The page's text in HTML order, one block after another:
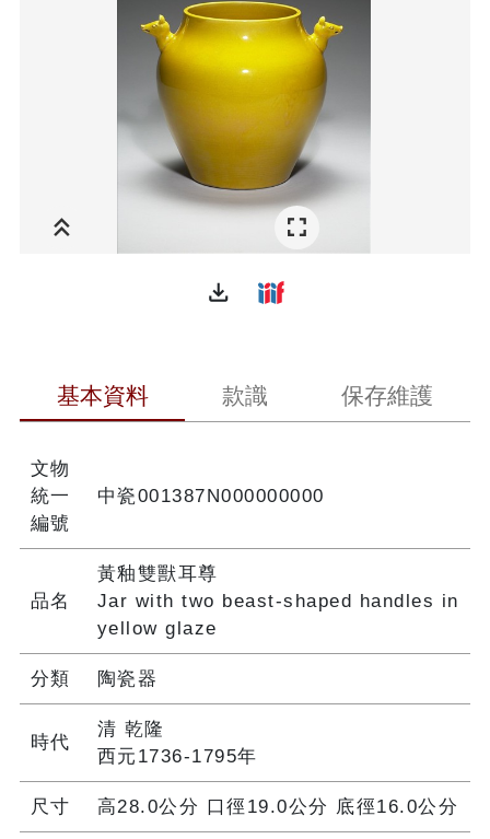
file_download
基本資料 款識 保存維護
文物
統一
編號
中瓷001387N000000000
品名
黃釉雙獸耳尊
Jar with two beast-shaped handles in
yellow glaze
分類 陶瓷器
時代
清 乾隆
西元1736-1795年
尺寸 高28.0公分 口徑19.0公分 底徑16.0公分